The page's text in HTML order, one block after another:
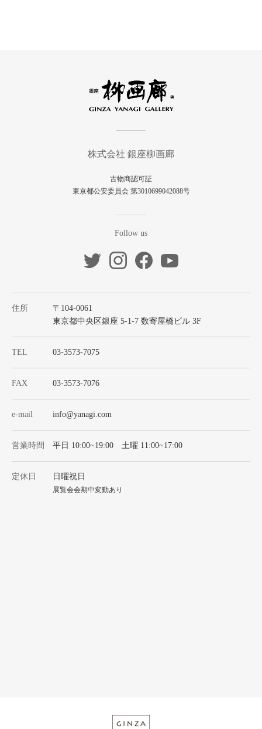
株式会社 銀座柳画廊
古物商認可証
東京都公安委員会 第3010699042088号
Follow us
住所
〒104-0061
東京都中央区銀座 5-1-7 数寄屋橋ビル 3F
TEL 03-3573-7075
FAX 03-3573-7076
e-mail info@yanagi.com
営業時間 平日 10:00~19:00 土曜 11:00~17:00
定休日 日曜祝日
展覧会会期中変動あり